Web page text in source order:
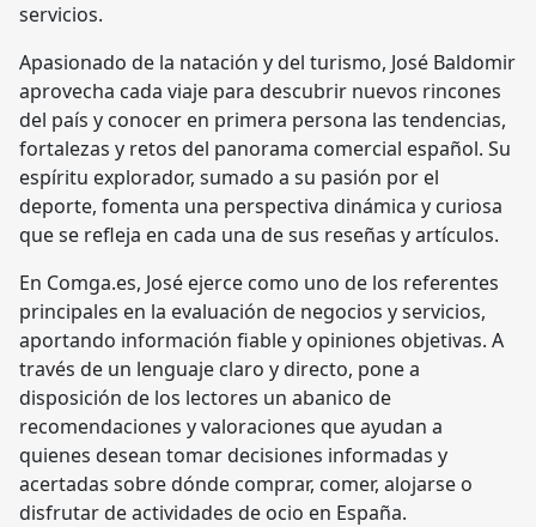
servicios.
Apasionado de la natación y del turismo, José Baldomir
aprovecha cada viaje para descubrir nuevos rincones
del país y conocer en primera persona las tendencias,
fortalezas y retos del panorama comercial español. Su
espíritu explorador, sumado a su pasión por el
deporte, fomenta una perspectiva dinámica y curiosa
que se refleja en cada una de sus reseñas y artículos.
En Comga.es, José ejerce como uno de los referentes
principales en la evaluación de negocios y servicios,
aportando información fiable y opiniones objetivas. A
través de un lenguaje claro y directo, pone a
disposición de los lectores un abanico de
recomendaciones y valoraciones que ayudan a
quienes desean tomar decisiones informadas y
acertadas sobre dónde comprar, comer, alojarse o
disfrutar de actividades de ocio en España.